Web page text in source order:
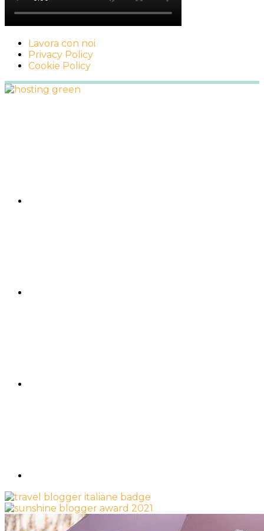
Lavora con noi
Privacy Policy
Cookie Policy
Footer